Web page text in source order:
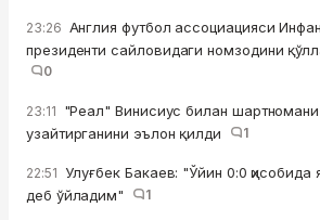
23:26 Англия футбол ассоциацияси
президенти сайловидаги номзодини
0
23:11 "Реал" Винисиус билан
узайтирганини эълон қилди
1
22:51 Улуғбек Бакаев: "Ўйин 0:0 ҳисобида
деб ўйладим"
1